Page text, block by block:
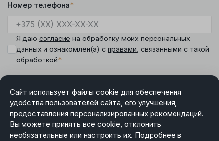
Сайт использует файлы cookie для обеспечения
удобства пользователей сайта, его улучшения,
предоставления персонализированных рекомендаций.
Вы можете принять все cookie, отклонить
необязательные или настроить их. Подробнее в
Номер телефона*
Я даю согласие на обработку моих персональных
данных и ознакомлен(а) с правами , связанными с такой
обработкой*
DIAMANTE
Режим работы менеджера интернет-магазина:
пн-чт 9.00-18.00, пт 9.00-17.00, сб-вс выходной.